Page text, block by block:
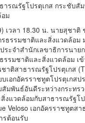
รณรัฐโปรตุเกส กระชับสั
ม
เวลา 18.30 น. นายสุชาติ
รธรรมชาติและสิ่งแวดล้อม
ระจำสำนักเลขาธิการนาย
รรมชาติและสิ่งแวดล้อม เข้
าติสาธารณรัฐโปรตุเกส
เอกอัครราชทูตโปรตุเกสป
มพันธ์อันดีระหว่างกระทรว
งแวดล้อมกับสาธารณรัฐโป
Veloso เอกอัครราชทูตส
รต้อนรับ